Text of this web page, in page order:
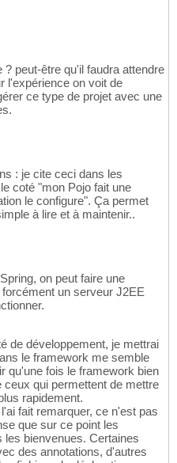
peut-être qu'il faudra attendre
l'expérience on voit de
ce type de projet avec une
: je cite ceci dans les
coté "mon Pojo fait une
le configure". Ça permet
à lire et à maintenir..
on peut faire une
un serveur J2EE
de développement, je mettrai
le framework me semble
qu'une fois le framework bien
qui permettent de mettre
rapidement.
fait remarquer, ce n'est pas
que sur ce point les
les bienvenues. Certaines
des annotations, d'autres